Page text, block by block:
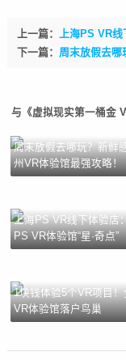
上一篇： 上海PS VR线
下一篇： 周末放假去哪
与《虚拟现实第一桶金
周末放假去哪玩？新鲜
州VR体验馆最强攻略！
上海PS VR线下体验店
PS VR体验馆“星·奇点”
1块钱体验5个VR项目
VR体验馆落户鸟巢